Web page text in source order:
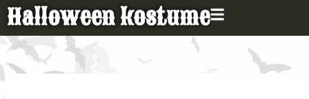
Gå
indholdet
Halloween kostume